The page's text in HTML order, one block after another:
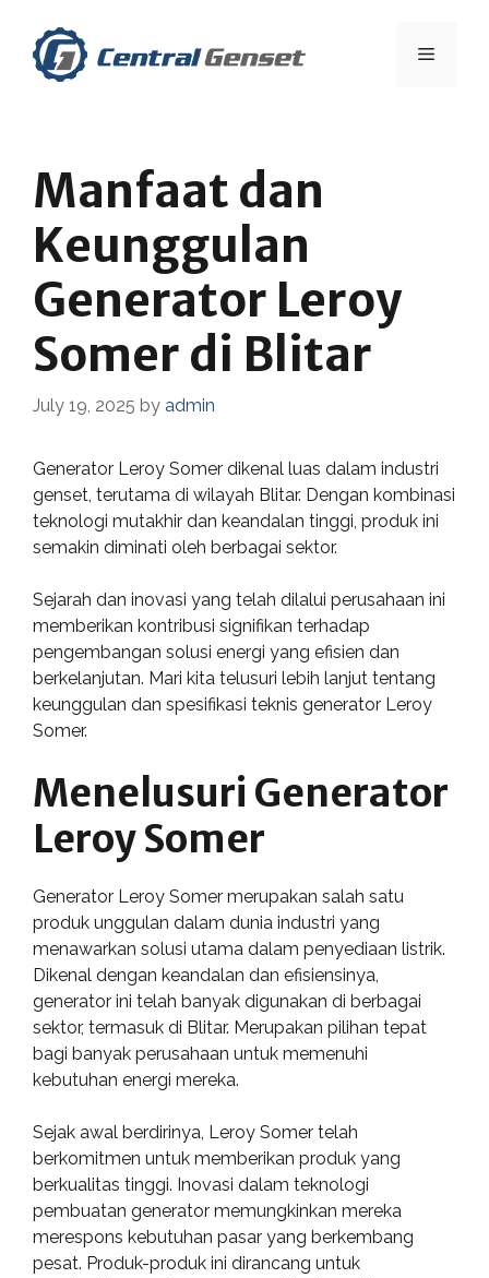
content
Menu
Manfaat dan
Keunggulan
Generator Leroy
Somer di Blitar
July 19, 2025 by admin
Generator Leroy Somer dikenal luas dalam industri
genset, terutama di wilayah Blitar. Dengan kombinasi
teknologi mutakhir dan keandalan tinggi, produk ini
semakin diminati oleh berbagai sektor.
Sejarah dan inovasi yang telah dilalui perusahaan ini
memberikan kontribusi signifikan terhadap
pengembangan solusi energi yang efisien dan
berkelanjutan. Mari kita telusuri lebih lanjut tentang
keunggulan dan spesifikasi teknis generator Leroy
Somer.
Menelusuri Generator
Leroy Somer
Generator Leroy Somer merupakan salah satu
produk unggulan dalam dunia industri yang
menawarkan solusi utama dalam penyediaan listrik.
Dikenal dengan keandalan dan efisiensinya,
generator ini telah banyak digunakan di berbagai
sektor, termasuk di Blitar. Merupakan pilihan tepat
bagi banyak perusahaan untuk memenuhi
kebutuhan energi mereka.
Sejak awal berdirinya, Leroy Somer telah
berkomitmen untuk memberikan produk yang
berkualitas tinggi. Inovasi dalam teknologi
pembuatan generator memungkinkan mereka
merespons kebutuhan pasar yang berkembang
pesat. Produk-produk ini dirancang untuk